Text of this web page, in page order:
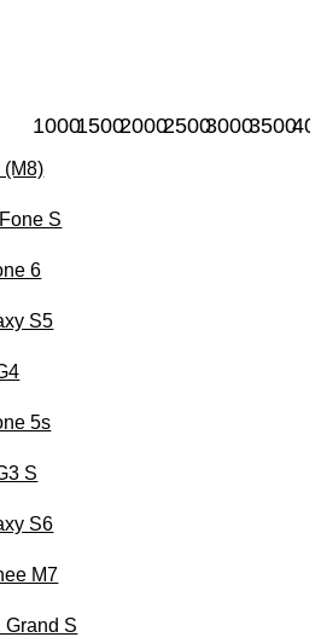
100015002000250030003500
(M8)
S
6
S5
5s
S
S6
M7
Grand S